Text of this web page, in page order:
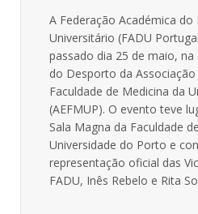
A Federação Académica
Universitário (FADU
passado dia 25 de maio,
do Desporto da
Faculdade de Medicina da
(AEFMUP). O evento teve
Sala Magna da Faculdade
Universidade do Porto e
representação oficial das
FADU, Inês Rebelo e Rita